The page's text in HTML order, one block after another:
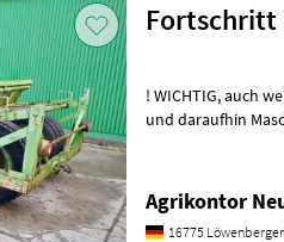
Fortschritt
! WICHTIG, auch wenn Sie mit uns per WhatsApp oder ähnlich chatten
und daraufhin Maschinen
Agrikontor
16775